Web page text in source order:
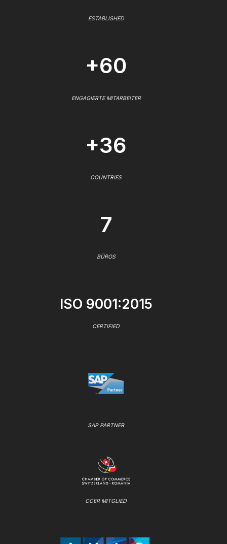
ESTABLISHED
+60
ENGAGIERTE MITARBEITER
+36
COUNTRIES
7
BÜROS
ISO 9001:2015
CERTIFIED
SAP PARTNER
CCER MITGLIED